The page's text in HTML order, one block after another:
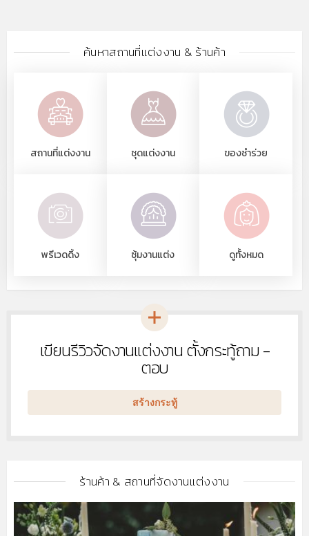
ค้นหาสถานที่แต่งงาน & ร้านค้า
สถานที่แต่งงาน ชุดแต่งงาน ของชำร่วย
พรีเวดดิ้ง ซุ้มงานแต่ง ดูทั้งหมด
หัวข้อ
ใหม่เขียนรีวิวจัดงานแต่งงาน ตั้งกระทู้ถาม -
ตอบ
สร้างกระทู้
ร้านค้า & สถานที่จัดงานแต่งงาน